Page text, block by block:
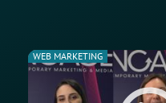
WEB MARKETING